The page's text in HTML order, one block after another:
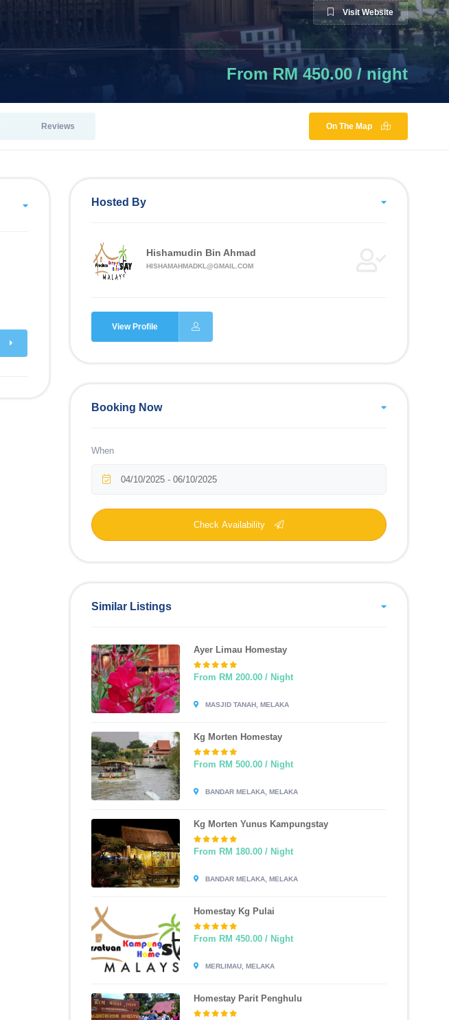
Visit Website
From RM 450.00 / night
Reviews On The Map
Hosted By
Hishamudin Bin Ahmad
HISHAMAHMADKL@GMAIL.COM
View Profile
Booking Now
When
Check Availability
Similar Listings
Ayer Limau Homestay
From RM 200.00 / Night
MASJID TANAH, MELAKA
Kg Morten Homestay
From RM 500.00 / Night
BANDAR MELAKA, MELAKA
Kg Morten Yunus Kampungstay
From RM 180.00 / Night
BANDAR MELAKA, MELAKA
Homestay Kg Pulai
From RM 450.00 / Night
MERLIMAU, MELAKA
Homestay Parit Penghulu